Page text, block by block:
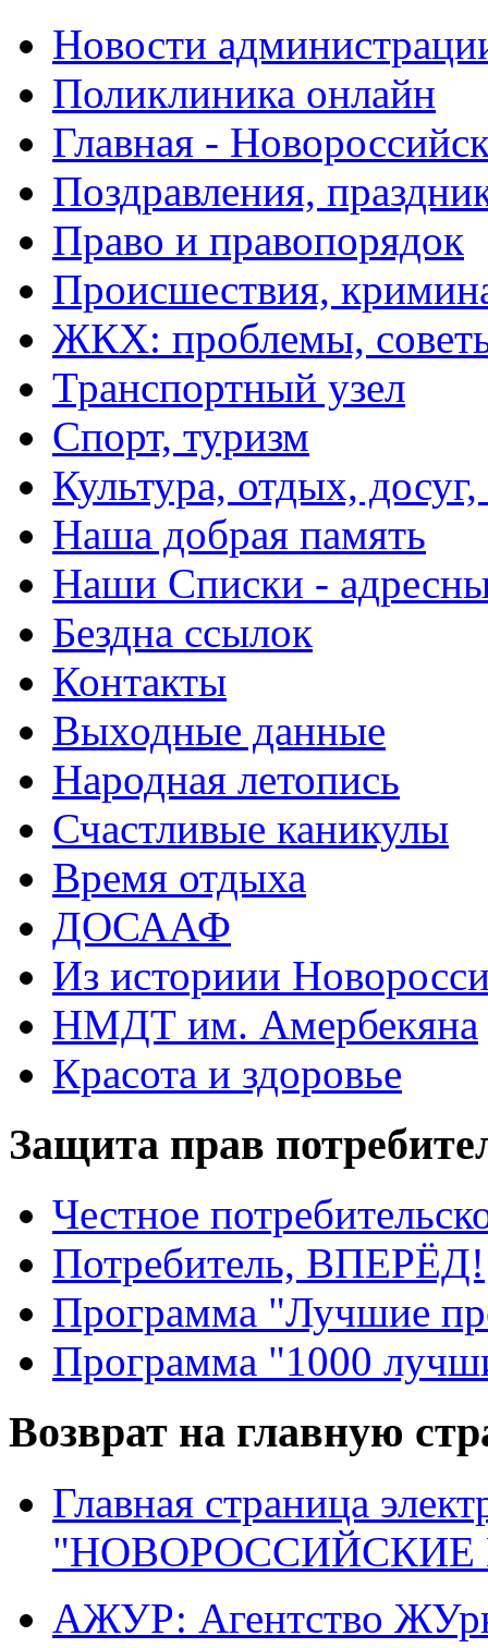
Новости
Поликлиника онлайн
Главная -
Поздравления,
Право и правопорядок
Происшествия,
ЖКХ: проблемы,
Транспортный узел
Спорт, туризм
Культура, отдых,
Наша добрая память
Наши Списки -
Бездна ссылок
Контакты
Выходные данные
Народная летопись
Счастливые каникулы
Время отдыха
ДОСААФ
Из историии
НМДТ им. Амербекяна
Красота и здоровье
Защита прав
Честное
Потребитель, ВПЕРЁД!
Программа "Лучшие
Программа "1000
Возврат на главную
Главная страница
"НОВОРОССИЙСКИЕ
АЖУР: Агентство